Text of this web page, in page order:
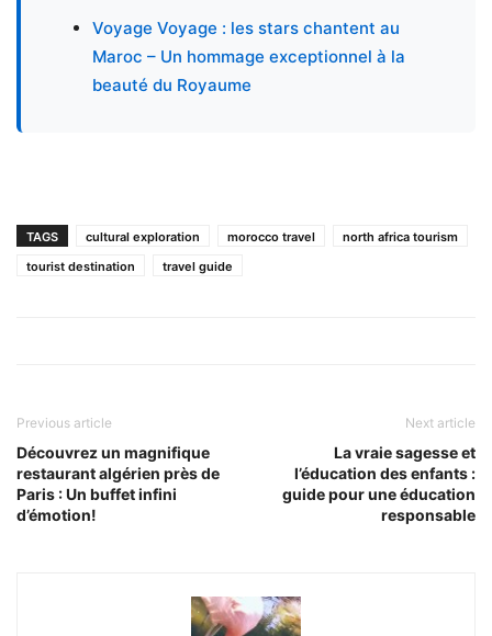
Voyage Voyage : les stars chantent au
Maroc – Un hommage exceptionnel à la
beauté du Royaume
TAGS cultural exploration morocco travel
north africa tourism
tourist destination
travel guide
Previous article
Découvrez un magnifique
restaurant algérien près de
Paris : Un buffet infini
d’émotion!
Next article
La vraie sagesse et
l’éducation des enfants :
guide pour une éducation
responsable